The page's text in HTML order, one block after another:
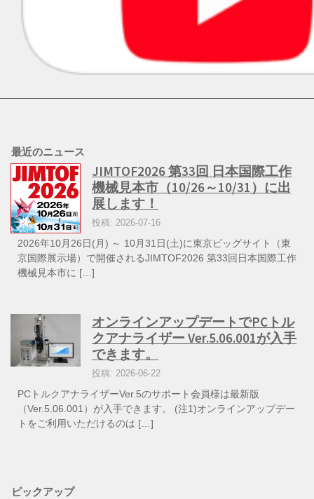
最近のニュース
JIMTOF2026 第33回 日本国際工作
機械見本市（10/26～10/31）に出
展します！
投稿: 2026-07-16
2026年10月26日(月) ～ 10月31日(土)に東京ビッグサイト（東
京国際展示場）で開催されるJIMTOF2026 第33回日本国際工作
機械見本市に […]
オンラインアップデートでPCトル
クアナライザー Ver.5.06.001が入手
できます。
投稿: 2026-06-22
PCトルクアナライザーVer.5のサポート会員様は最新版
（Ver.5.06.001）が入手できます。 (注1)オンラインアップデー
トをご利用いただけるのは […]
ピックアップ